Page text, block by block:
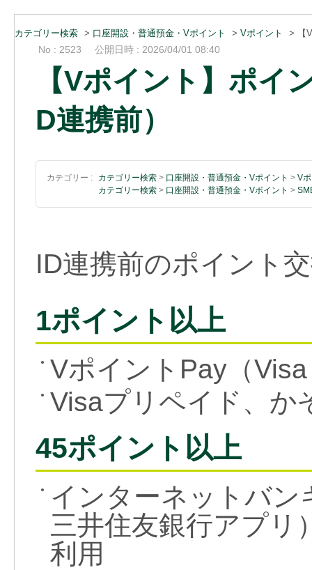
カテゴリー検索 > 口座開設・普通預金・Vポイント > Vポイント >
No : 2523 公開日時 : 2026/04/01 08:40
【Vポイント】ポイ
D連携前）
カテゴリー : カテゴリー検索 > 口座開設・普通預金・Vポイント > V
カテゴリー検索 > 口座開設・普通預金・Vポイント >
ID連携前のポイント
1ポイント以上
● VポイントPay（
● Visaプリペイド、か
45ポイント以上
●
インターネットバン
三井住友銀行アプリ
利用